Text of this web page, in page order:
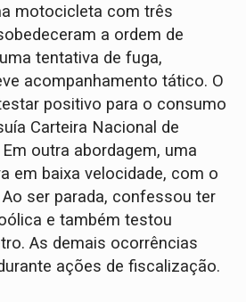
motocicleta com três
a ordem de
tentativa de fuga,
acompanhamento tático. O
positivo para o consumo
Carteira Nacional de
outra abordagem, uma
em baixa velocidade, com o
ser parada, confessou ter
e também testou
As demais ocorrências
ações de fiscalização.